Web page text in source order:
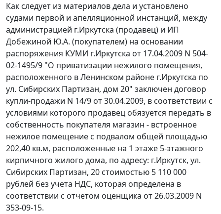
Как следует из материалов дела и установлено
судами первой и апелляционной инстанций, между
администрацией г.Иркутска (продавец) и ИП
Добежиной Ю.А. (покупателем) на основании
распоряжения КУМИ г.Иркутска от 17.04.2009 N 504-
02-1495/9 "О приватизации нежилого помещения,
расположенного в Ленинском районе г.Иркутска по
ул. Сибирских Партизан, дом 20" заключен договор
купли-продажи N 14/9 от 30.04.2009, в соответствии с
условиями которого продавец обязуется передать в
собственность покупателя магазин - встроенное
нежилое помещение с подвалом общей площадью
202,40 кв.м, расположенные на 1 этаже 5-этажного
кирпичного жилого дома, по адресу: г.Иркутск, ул.
Сибирских Партизан, 20 стоимостью 5 110 000
рублей без учета НДС, которая определена в
соответствии с отчетом оценщика от 26.03.2009 N
353-09-15.